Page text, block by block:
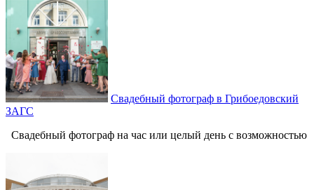
Свадебный фотограф в Грибоедовский
ЗАГС
Свадебный фотограф на час или целый день с возможностью